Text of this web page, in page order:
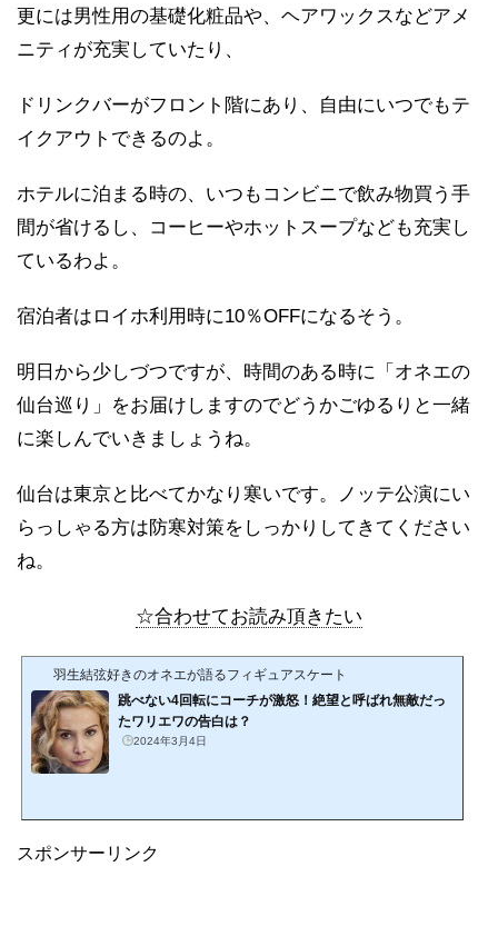
更には男性用の基礎化粧品や、ヘアワックスなどアメ
ニティが充実していたり、
ドリンクバーがフロント階にあり、自由にいつでもテ
イクアウトできるのよ。
ホテルに泊まる時の、いつもコンビニで飲み物買う手
間が省けるし、コーヒーやホットスープなども充実し
ているわよ。
宿泊者はロイホ利用時に10％OFFになるそう。
明日から少しづつですが、時間のある時に「オネエの
仙台巡り」をお届けしますのでどうかごゆるりと一緒
に楽しんでいきましょうね。
仙台は東京と比べてかなり寒いです。ノッテ公演にい
らっしゃる方は防寒対策をしっかりしてきてください
ね。
☆合わせてお読み頂きたい
羽生結弦好きのオネエが語るフィギュアスケート
跳べない4回転にコーチが激怒！絶望と呼ばれ無敵だっ
たワリエワの告白は？
2024年3月4日
スポンサーリンク